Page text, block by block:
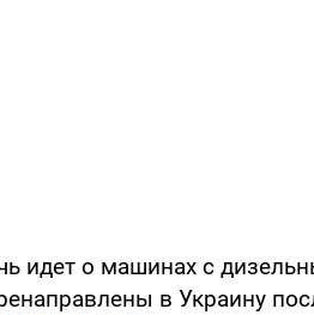
идет о машинах с
в Украину